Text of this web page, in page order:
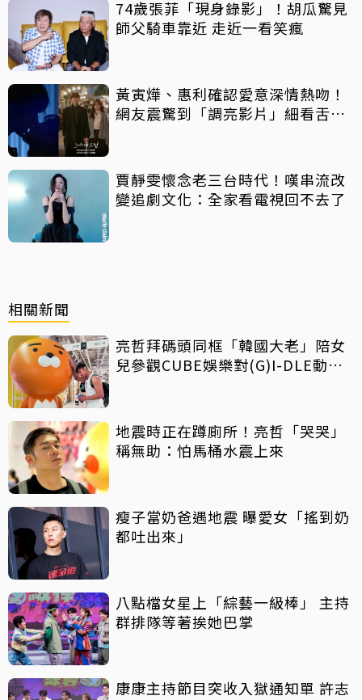
74歲張菲「現身錄影」！胡瓜驚見
師父騎車靠近 走近一看笑瘋
黃寅燁、惠利確認愛意深情熱吻！
網友震驚到「調亮影片」細看舌吻
賈靜雯懷念老三台時代！嘆串流改
變追劇文化：全家看電視回不去了
相關新聞
亮哲拜碼頭同框「韓國大老」陪女
兒參觀CUBE娛樂對(G)I-DLE動心
地震時正在蹲廁所！亮哲「哭哭」
稱無助：怕馬桶水震上來
瘦子當奶爸遇地震 曝愛女「搖到奶
都吐出來」
八點檔女星上「綜藝一級棒」 主持
群排隊等著挨她巴掌
康康主持節目突收入獄通知單 許志